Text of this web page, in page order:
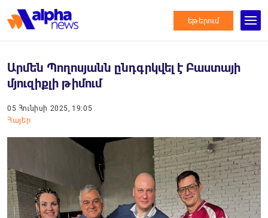
եթերում
Արմեն Պողոսյանն ընդգրկվել է Բաստայի
մյուզիքլի թիմում
05 Հունիսի 2025, 19:05
Հայեր